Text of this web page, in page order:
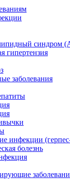
синдром
гипертензия
заболевания
инфекции
болезнь